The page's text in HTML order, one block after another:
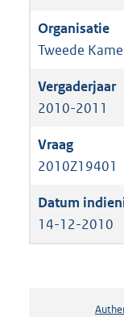
Tweede
2010-2011
2010Z19401
14-12-2010